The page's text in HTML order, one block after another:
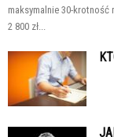
maksymalnie 30-
2 800 zł...